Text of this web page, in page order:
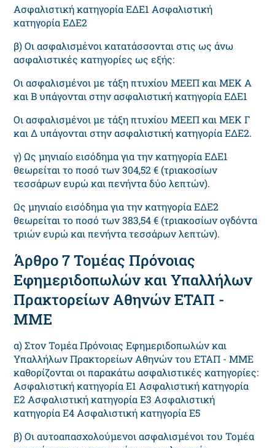
Ασφαλιστική κατηγορία ΕΔΕ1 Ασφαλιστική
κατηγορία ΕΔΕ2
β) Οι ασφαλισμένοι κατατάσσονται στις ως άνω
ασφαλιστικές κατηγορίες ως εξής:
Οι ασφαλισμένοι με τάξη πτυχίου ΜΕΕΠ και ΜΕΚ Α
και Β υπάγονται στην ασφαλιστική κατηγορία ΕΔΕ1
Οι ασφαλισμένοι με τάξη πτυχίου ΜΕΕΠ και ΜΕΚ Γ
και Δ υπάγονται στην ασφαλιστική κατηγορία ΕΔΕ2.
γ) Ως μηνιαίο εισόδημα για την κατηγορία ΕΔΕ1
θεωρείται το ποσό των 304,52 € (τριακοσίων
τεσσάρων ευρώ και πενήντα δύο λεπτών).
Ως μηνιαίο εισόδημα για την κατηγορία ΕΔΕ2
θεωρείται το ποσό των 383,54 € (τριακοσίων ογδόντα
τριών ευρώ και πενήντα τεσσάρων λεπτών).
Άρθρο 7 Τομέας Πρόνοιας
Εφημεριδοπωλών και Υπαλλήλων
Πρακτορείων Αθηνών ΕΤΑΠ -
ΜΜΕ
α) Στον Τομέα Πρόνοιας Εφημεριδοπωλών και
Υπαλλήλων Πρακτορείων Αθηνών του ΕΤΑΠ - ΜΜΕ
καθορίζονται οι παρακάτω ασφαλιστικές κατηγορίες:
Ασφαλιστική κατηγορία Ε1 Ασφαλιστική κατηγορία
Ε2 Ασφαλιστική κατηγορία Ε3 Ασφαλιστική
κατηγορία Ε4 Ασφαλιστική κατηγορία Ε5
β) Οι αυτοαπασχολούμενοι ασφαλισμένοι του Τομέα